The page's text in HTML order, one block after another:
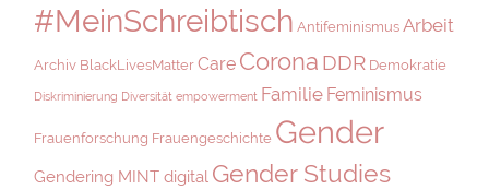
#MeinSchreibtisch Antifeminismus Arbeit
Archiv BlackLivesMatter Care Corona DDR Demokratie
Diskriminierung Diversität empowerment Familie Feminismus
Frauenforschung Frauengeschichte Gender
Gendering MINT digital Gender Studies